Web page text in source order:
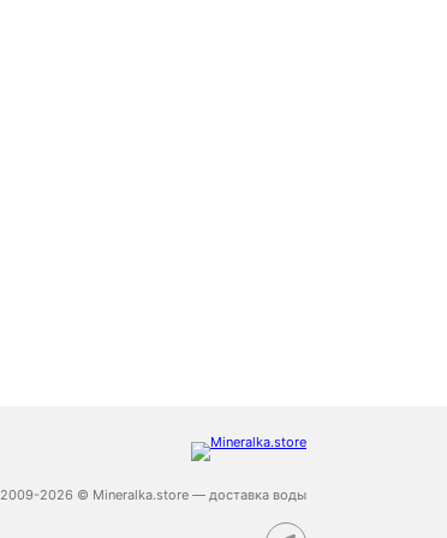
2009-2026 © Mineralka.store — доставка воды